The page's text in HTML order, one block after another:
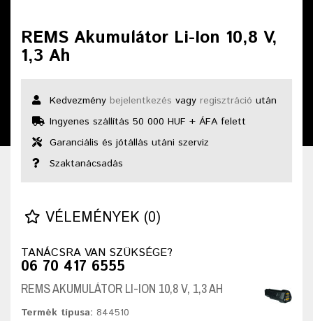
REMS Akumulátor Li-Ion 10,8 V,
1,3 Ah
Kedvezmény bejelentkezés vagy regisztráció után
Ingyenes szállítás 50 000 HUF + ÁFA felett
Garanciális és jótállás utáni szerviz
Szaktanácsadás
VÉLEMÉNYEK (0)
TANÁCSRA VAN SZÜKSÉGE?
06 70 417 6555
REMS AKUMULÁTOR LI-ION 10,8 V, 1,3 AH
Termék típusa: 844510